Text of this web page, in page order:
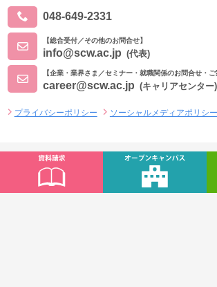
048-649-2331
【総合受付／その他のお問合せ】
info@scw.ac.jp (代表)
【企業・業界さま／セミナー・就職関係のお問合せ・ご
career@scw.ac.jp (キャリアセンター)
プライバシーポリシー ソーシャルメディアポリシー
グループ校
滋慶学園グループ 東京医薬看護専門学校
日本医歯薬専門学校
東京スポーツ・レクリエーション専門学校